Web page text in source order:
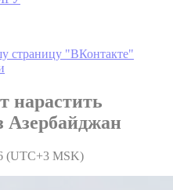
страницу "ВКонтакте"
нарастить
Азербайджан
(UTC+3 MSK)